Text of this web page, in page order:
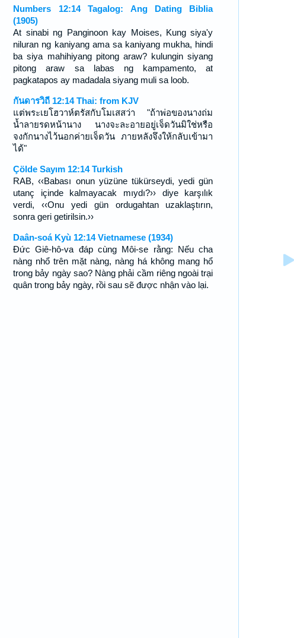
Numbers 12:14 Tagalog: Ang Dating Biblia
(1905)
At sinabi ng Panginoon kay Moises, Kung siya'y
niluran ng kaniyang ama sa kaniyang mukha, hindi
ba siya mahihiyang pitong araw? kulungin siyang
pitong araw sa labas ng kampamento, at
pagkatapos ay madadala siyang muli sa loob.
กันดารวิถี 12:14 Thai: from KJV
แต่พระเยโฮวาห์ตรัสกับโมเสสว่า "ถ้าพ่อของนางถ่ม
น้ำลายรดหน้านาง นางจะละอายอยู่เจ็ดวันมิใช่หรือ
จงกักนางไว้นอกค่ายเจ็ดวัน ภายหลังจึงให้กลับเข้ามา
ได้"
Çölde Sayım 12:14 Turkish
RAB, ‹‹Babası onun yüzüne tükürseydi, yedi gün
utanç içinde kalmayacak mıydı?›› diye karşılık
verdi, ‹‹Onu yedi gün ordugahtan uzaklaştırın,
sonra geri getirilsin.››
Daân-soá Kyù 12:14 Vietnamese (1934)
Ðức Giê-hô-va đáp cùng Môi-se rằng: Nếu cha
nàng nhổ trên mặt nàng, nàng há không mang hổ
trong bảy ngày sao? Nàng phải cầm riêng ngoài trại
quân trong bảy ngày, rồi sau sẽ được nhận vào lại.